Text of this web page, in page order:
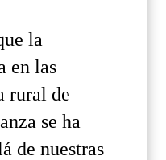
la
en las
rural de
se ha
de nuestras